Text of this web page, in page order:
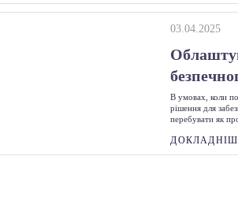
03.04.2025
В умовах, коли
рішення для
перебувати як